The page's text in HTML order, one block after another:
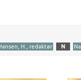
H., redaktør N